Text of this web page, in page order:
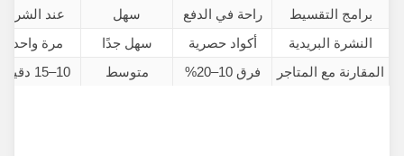
برامج التقسيط
راحة في الدفع سهل
عند الشراء
النشرة البريدية
أكواد حصرية سهل جدًا
مرة واحدة
المقارنة مع المتاجر
فرق 10–20% متوسط 10–15 دقيقة